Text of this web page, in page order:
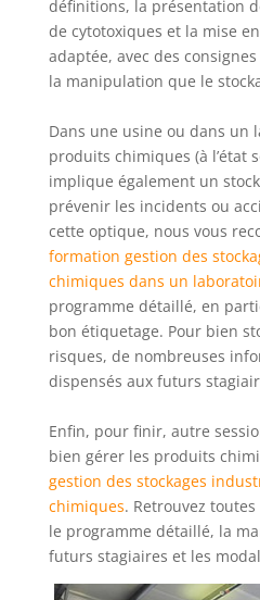
définitions, la présentation
de cytotoxiques et la mise
adaptée, avec des
la manipulation que le
Dans une usine ou dans un
produits chimiques (à l’état
implique également un
prévenir les incidents ou
cette optique, nous vous
formation gestion des
chimiques dans un
programme détaillé, en
bon étiquetage. Pour bien
risques, de nombreuses
dispensés aux futurs
Enfin, pour finir, autre
bien gérer les produits
gestion des stockages
chimiques. Retrouvez
le programme détaillé, la
futurs stagiaires et les